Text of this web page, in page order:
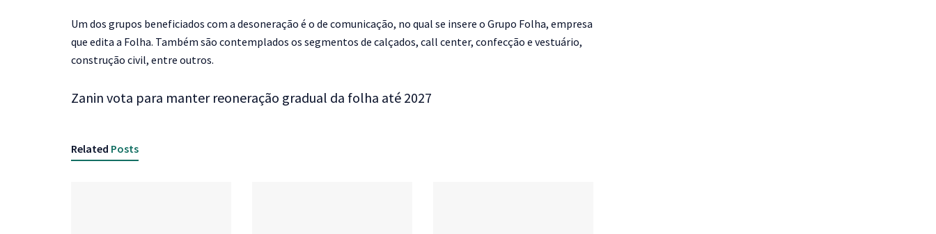
Um dos grupos beneficiados com a desoneração é o de comunicação, no qual se insere o Grupo Folha, empresa
que edita a Folha. Também são contemplados os segmentos de calçados, call center, confecção e vestuário,
construção civil, entre outros.
Zanin vota para manter reoneração gradual da folha até 2027
Related Posts